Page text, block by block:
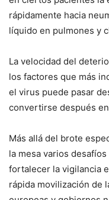
rápidamente hacia
líquido en pulmones y
La velocidad del
los factores que más
el virus puede pasar
convertirse después
Más allá del brote
la mesa varios
fortalecer la vigilancia
rápida movilización de